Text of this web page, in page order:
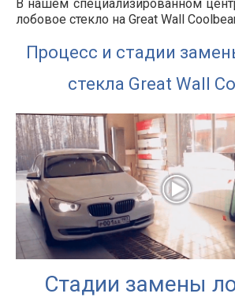
В нашем специализированном
лобовое стекло на Great Wall
Процесс и стадии
стекла Great Wall
Стадии замены